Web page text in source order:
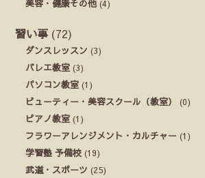
美容・健康その他 (4)
習い事 (72)
ダンスレッスン (3)
バレエ教室 (3)
パソコン教室 (1)
ビューティー・美容スクール（教室）
(0)
ピアノ教室 (1)
フラワーアレンジメント・カルチャー (1)
学習塾 予備校 (19)
武道・スポーツ (25)